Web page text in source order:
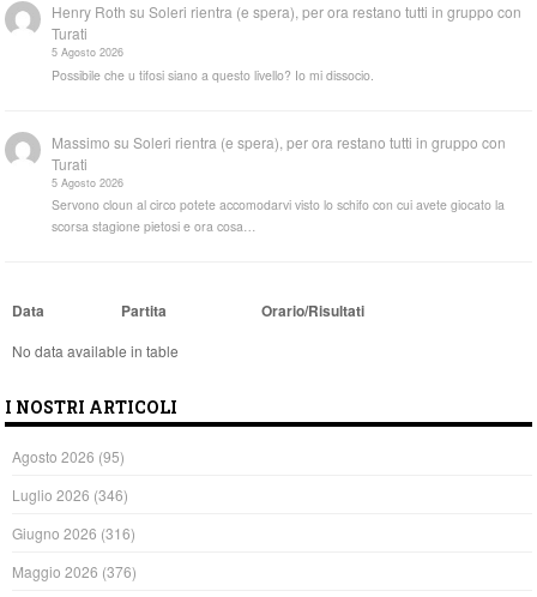
Henry Roth suSoleri rientra (e spera), per ora restano tutti in gruppo con
Turati
5 Agosto 2026
Possibile che u tifosi siano a questo livello? Io mi dissocio.
Massimo suSoleri rientra (e spera), per ora restano tutti in gruppo con
Turati
5 Agosto 2026
Servono cloun al circo potete accomodarvi visto lo schifo con cui avete giocato la
scorsa stagione pietosi e ora cosa…
Data Partita Orario/Risultati
No data available in table
I NOSTRI ARTICOLI
Agosto 2026 (95)
Luglio 2026 (346)
Giugno 2026 (316)
Maggio 2026 (376)